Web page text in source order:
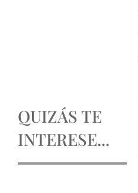
QUIZÁS TE
INTERESE...